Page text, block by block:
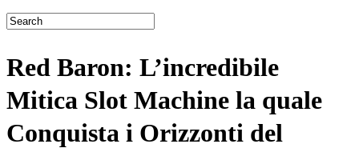
Red Baron: L’incredibile
Mitica Slot Machine la quale
Conquista i Orizzonti del